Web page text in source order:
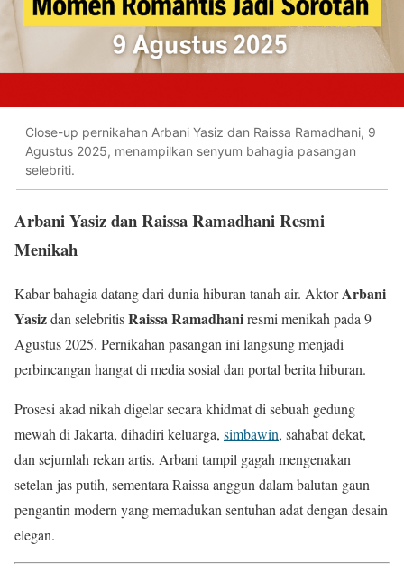
Close-up pernikahan Arbani Yasiz dan Raissa Ramadhani, 9
Agustus 2025, menampilkan senyum bahagia pasangan
selebriti.
Arbani Yasiz dan Raissa Ramadhani Resmi
Menikah
Kabar bahagia datang dari dunia hiburan tanah air. AktorArbani
Yasizdan selebritisRaissa Ramadhaniresmi menikah pada 9
Agustus 2025. Pernikahan pasangan ini langsung menjadi
perbincangan hangat di media sosial dan portal berita hiburan.
Prosesi akad nikah digelar secara khidmat di sebuah gedung
mewah di Jakarta, dihadiri keluarga, simbawin, sahabat dekat,
dan sejumlah rekan artis. Arbani tampil gagah mengenakan
setelan jas putih, sementara Raissa anggun dalam balutan gaun
pengantin modern yang memadukan sentuhan adat dengan desain
elegan.